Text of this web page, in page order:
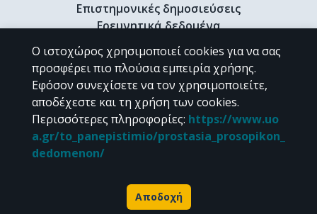
Επιστημονικές δημοσιεύσεις
Ερευνητικά δεδομένα
Διδακτορικές διατριβές & Γκρίζα βιβλιογραφία
Προφίλ Ερευνητή
CC BY-NC 4.0
Εκτός αν αναφέρεται διαφορετικά, το υλικό της "Περγάμου" διατίθεται
Powered by
Ο ιστοχώρος χρησιμοποιεί cookies για να σας
προσφέρει πιο πλούσια εμπειρία χρήσης.
Εφόσον συνεχίσετε να τον χρησιμοποιείτε,
αποδέχεστε και τη χρήση των cookies.
Περισσότερες πληροφορίες: https://www.uo
a.gr/to_panepistimio/prostasia_prosopikon_
dedomenon/
Αποδοχή